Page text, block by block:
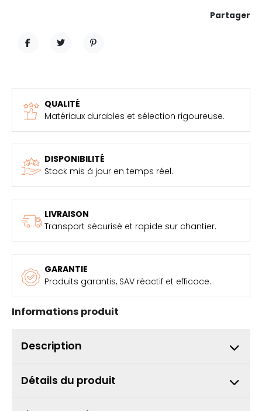
Partager
QUALITÉ
Matériaux durables et sélection rigoureuse.
DISPONIBILITÉ
Stock mis à jour en temps réel.
LIVRAISON
Transport sécurisé et rapide sur chantier.
GARANTIE
Produits garantis, SAV réactif et efficace.
Informations produit
Description
Détails du produit